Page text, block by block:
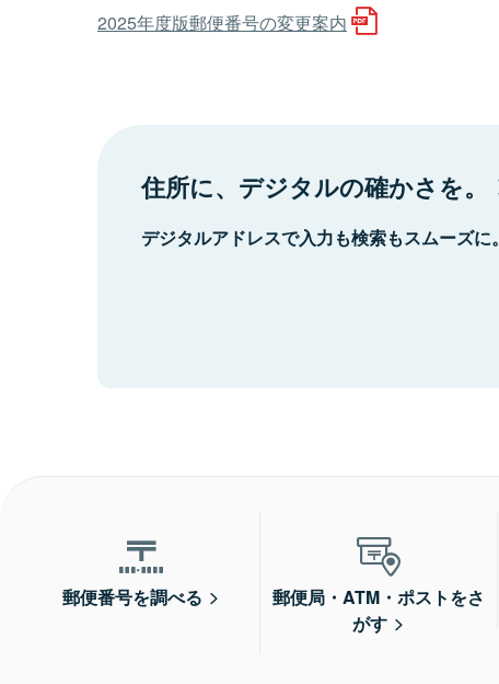
2025年度版郵便番号の変更案内
住所に、デジタルの確かさを。
デジタルアドレスで入力も検索もスムーズに。
郵便番号を調べる
郵便局・ATM・ポストをさ
がす